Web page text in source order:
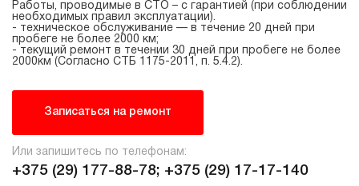
Работы, проводимые в СТО – с гарантией (при соблюдении
необходимых правил эксплуатации).
- техническое обслуживание — в течение 20 дней при
пробеге не более 2000 км;
- текущий ремонт в течении 30 дней при пробеге не более
2000км (Согласно СТБ 1175-2011 , п. 5.4.2).
Записаться на ремонт
Или запишитесь по телефонам:
+375 (29) 177-88-78; +375 (29) 17-17-140